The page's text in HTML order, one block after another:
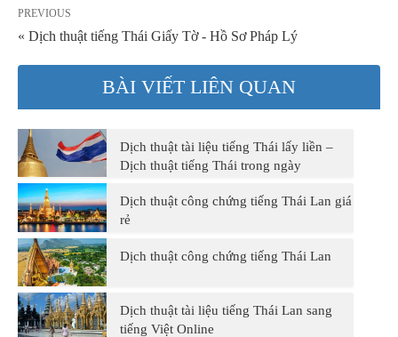
PREVIOUS
« Dịch thuật tiếng Thái Giấy Tờ - Hồ Sơ Pháp Lý
BÀI VIẾT LIÊN QUAN
Dịch thuật tài liệu tiếng Thái lấy liền –
Dịch thuật tiếng Thái trong ngày
Dịch thuật công chứng tiếng Thái Lan giá
rẻ
Dịch thuật công chứng tiếng Thái Lan
Dịch thuật tài liệu tiếng Thái Lan sang
tiếng Việt Online